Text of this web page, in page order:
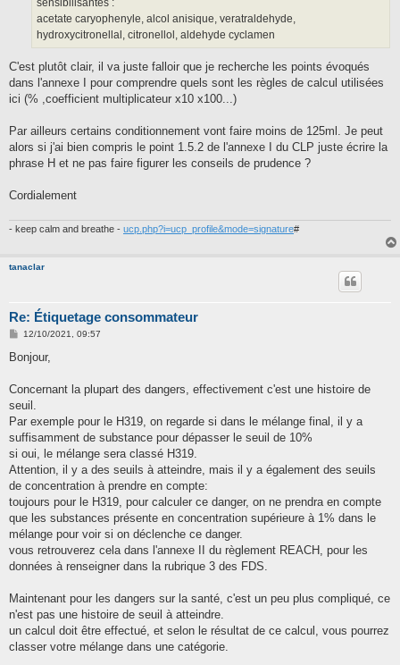
sensibilisantes :
acetate caryophenyle, alcol anisique, veratraldehyde,
hydroxycitronellal, citronellol, aldehyde cyclamen
C'est plutôt clair, il va juste falloir que je recherche les points évoqués
dans l'annexe I pour comprendre quels sont les règles de calcul utilisées
ici (% ,coefficient multiplicateur x10 x100...)
Par ailleurs certains conditionnement vont faire moins de 125ml. Je peut
alors si j'ai bien compris le point 1.5.2 de l'annexe I du CLP juste écrire la
phrase H et ne pas faire figurer les conseils de prudence ?
Cordialement
- keep calm and breathe - ucp.php?i=ucp_profile&mode=signature#
tanaclar
Re: Étiquetage consommateur
M
s
g
12/10/2021, 09:57
Bonjour,
Concernant la plupart des dangers, effectivement c'est une histoire de
seuil.
Par exemple pour le H319, on regarde si dans le mélange final, il y a
suffisamment de substance pour dépasser le seuil de 10%
si oui, le mélange sera classé H319.
Attention, il y a des seuils à atteindre, mais il y a également des seuils
de concentration à prendre en compte:
toujours pour le H319, pour calculer ce danger, on ne prendra en compte
que les substances présente en concentration supérieure à 1% dans le
mélange pour voir si on déclenche ce danger.
vous retrouverez cela dans l'annexe II du règlement REACH, pour les
données à renseigner dans la rubrique 3 des FDS.
Maintenant pour les dangers sur la santé, c'est un peu plus compliqué, ce
n'est pas une histoire de seuil à atteindre.
un calcul doit être effectué, et selon le résultat de ce calcul, vous pourrez
classer votre mélange dans une catégorie.